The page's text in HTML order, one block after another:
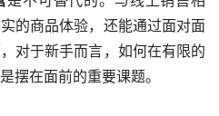
的商品体验，还能通过面对面
对于新手而言，如何在有限的
摆在面前的重要课题。